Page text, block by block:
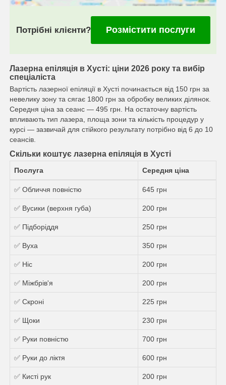
Потрібні клієнти? Розмістити послуги
Лазерна епіляція в Хусті: ціни 2026 року та вибір
спеціаліста
Вартість лазерної епіляції в Хусті починається від 150 грн за
невелику зону та сягає 1800 грн за обробку великих ділянок.
Середня ціна за сеанс — 495 грн. На остаточну вартість
впливають тип лазера, площа зони та кількість процедур у
курсі — зазвичай для стійкого результату потрібно від 6 до 10
сеансів.
Скільки коштує лазерна епіляція в Хусті
Послуга Середня ціна
✅ Обличчя повністю 645 грн
✅ Вусики (верхня губа) 200 грн
✅ Підборіддя 250 грн
✅ Вуха 350 грн
✅ Ніс 200 грн
✅ Міжбрів'я 200 грн
✅ Скроні 225 грн
✅ Щоки 230 грн
✅ Руки повністю 700 грн
✅ Руки до ліктя 600 грн
✅ Кисті рук 200 грн